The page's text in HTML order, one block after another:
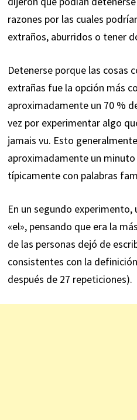
razones por las cuales
extraños, aburridos o tener
Detenerse porque las cosas
extrañas fue la opción más
aproximadamente un 70 %
vez por experimentar algo
jamais vu. Esto
aproximadamente un
típicamente con palabras
En un segundo
«el», pensando que era la
de las personas dejó de
consistentes con la
después de 27 repeticiones).